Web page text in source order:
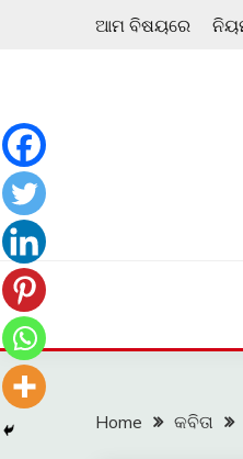
ଆମ ବିଷୟରେ
Home କବିତା